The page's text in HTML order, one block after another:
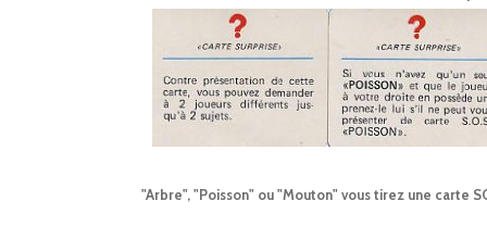
"Arbre", "Poisson" ou "Mouton" vous tirez une carte